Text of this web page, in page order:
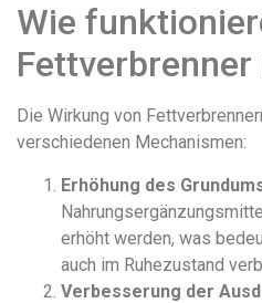
Wie
Die Wirkung von
verschiedenen Mechanismen:
Erhöhung des
erhöht werden, was
auch im Ruhezustand
Verbesserung der